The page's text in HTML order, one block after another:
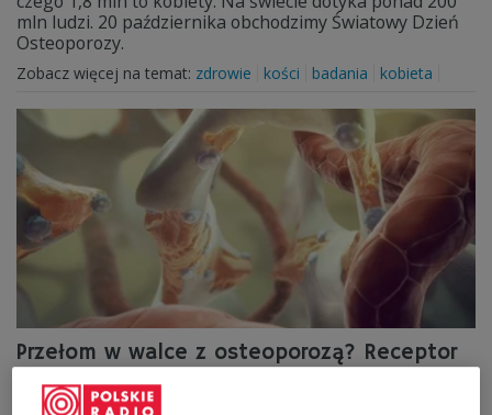
mln ludzi. 20 października obchodzimy Światowy Dzień
Osteoporozy.
Zobacz więcej na temat: zdrowie kości badania kobieta
Przełom w walce z osteoporozą? Receptor
wzmacniający kości